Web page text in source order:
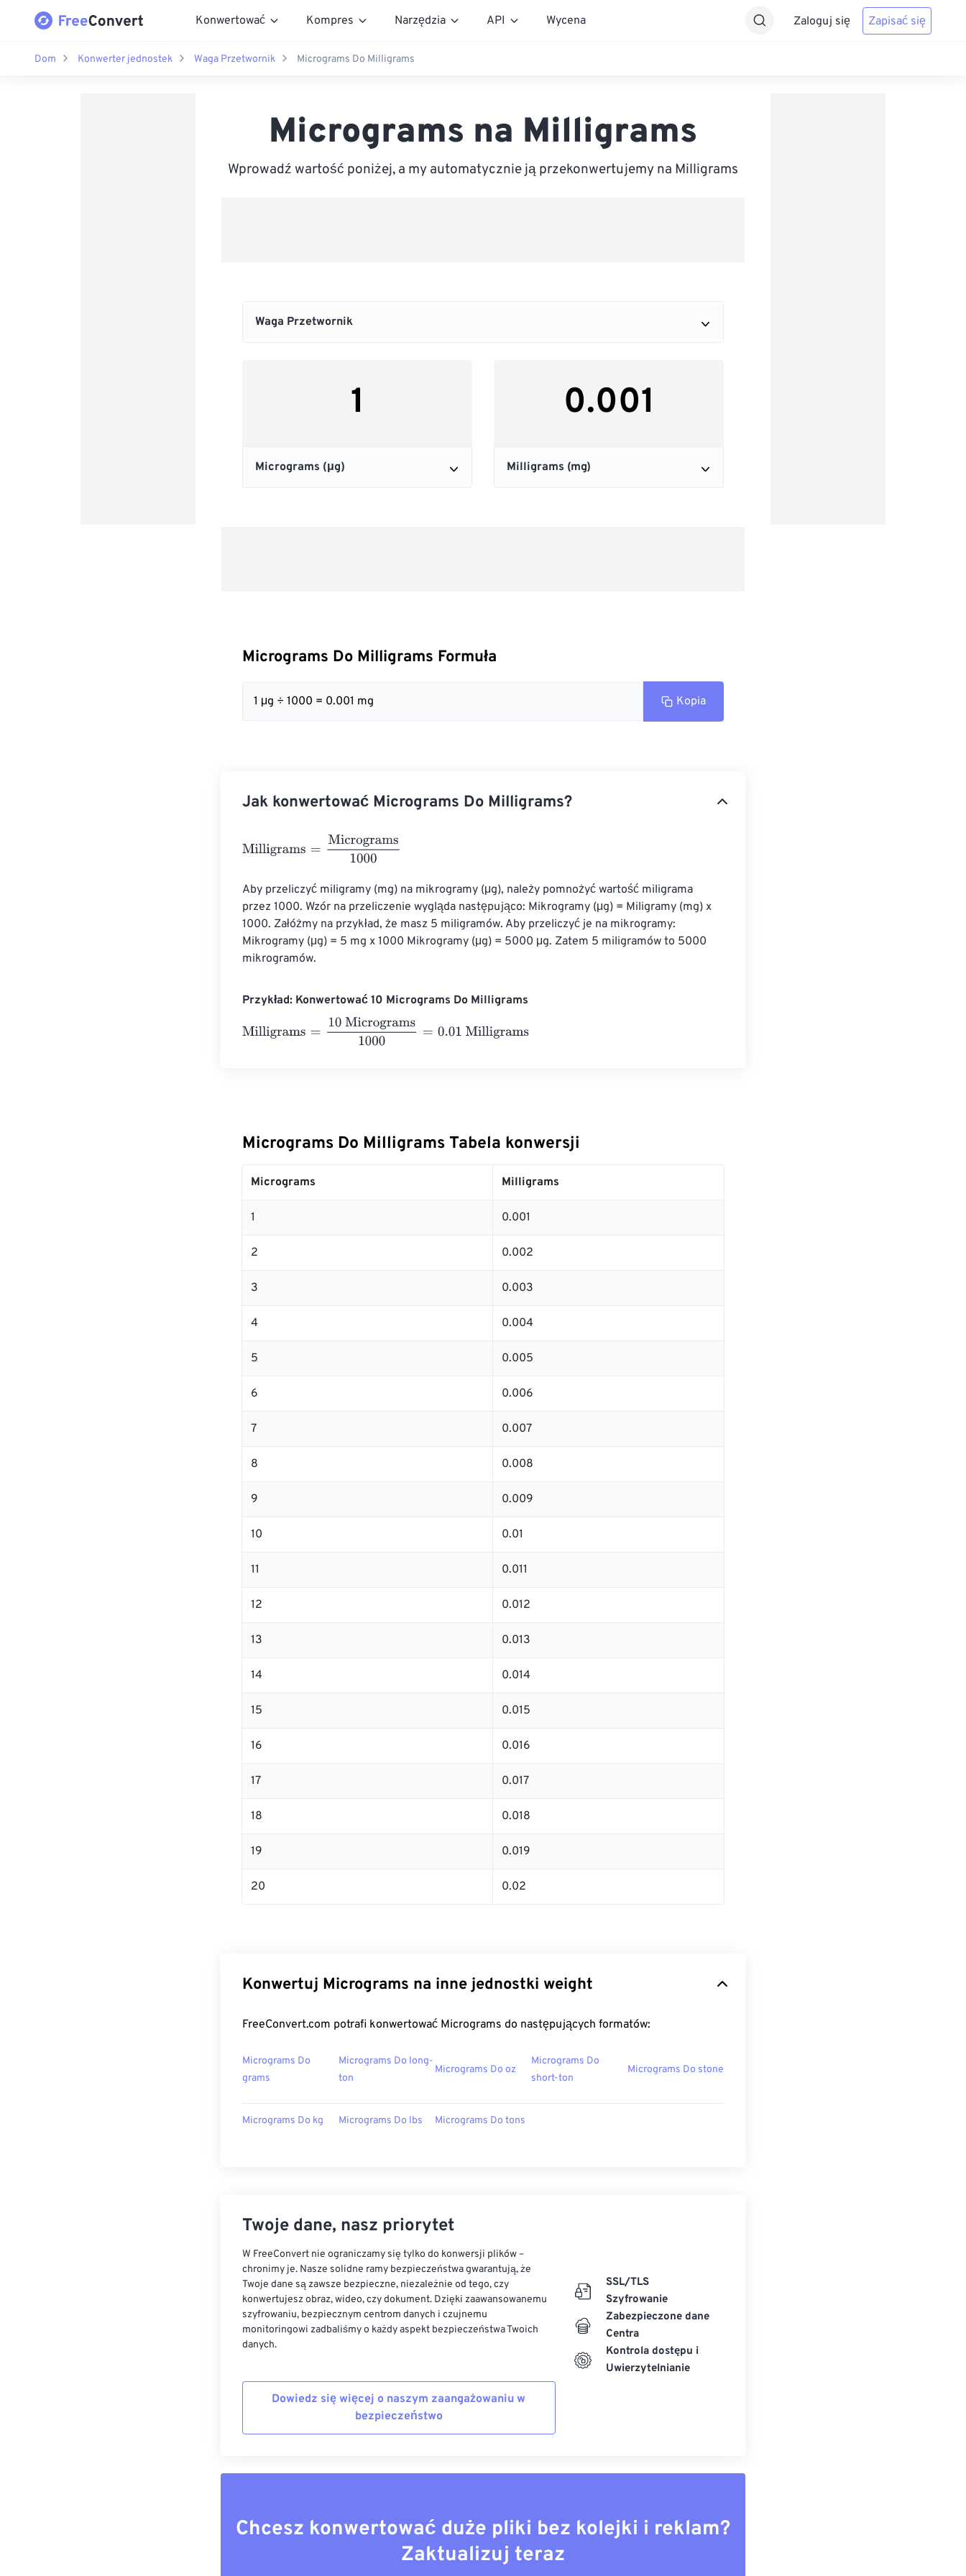
Konwertować Kompres Narzędzia API Wycena Zaloguj się Zapisać się
Dom Konwerter jednostek Waga Przetwornik Micrograms Do Milligrams
Micrograms na Milligrams
Wprowadź wartość poniżej, a my automatycznie ją przekonwertujemy na Milligrams
Micrograms Do Milligrams Formuła
1 μg ÷ 1000 = 0.001 mg Kopia
Jak konwertować Micrograms Do Milligrams?
Milligrams Micrograms1000
Aby przeliczyć miligramy (mg) na mikrogramy (μg), należy pomnożyć wartość miligrama
przez 1000. Wzór na przeliczenie wygląda następująco: Mikrogramy (μg) = Miligramy (mg) x
1000. Załóżmy na przykład, że masz 5 miligramów. Aby przeliczyć je na mikrogramy:
Mikrogramy (μg) = 5 mg x 1000 Mikrogramy (μg) = 5000 μg. Zatem 5 miligramów to 5000
mikrogramów.
Przykład: Konwertować 10 Micrograms Do Milligrams
Milligrams
10 Micrograms1000=0.01 Milligrams
Micrograms Do Milligrams Tabela konwersji
Micrograms Milligrams
1 0.001
2 0.002
3 0.003
4 0.004
5 0.005
6 0.006
7 0.007
8 0.008
9 0.009
10 0.01
11 0.011
12 0.012
13 0.013
14 0.014
15 0.015
16 0.016
17 0.017
18 0.018
19 0.019
20 0.02
Konwertuj Micrograms na inne jednostki weight
FreeConvert.com potrafi konwertować Micrograms do następujących formatów:
Micrograms Do
grams
Micrograms Do long-
ton
Micrograms Do oz
Micrograms Do
short-ton
Micrograms Do stone
Micrograms Do kg Micrograms Do lbs Micrograms Do tons
Twoje dane, nasz priorytet
W FreeConvert nie ograniczamy się tylko do konwersji plików –
chronimy je. Nasze solidne ramy bezpieczeństwa gwarantują, że
Twoje dane są zawsze bezpieczne, niezależnie od tego, czy
konwertujesz obraz, wideo, czy dokument. Dzięki zaawansowanemu
szyfrowaniu, bezpiecznym centrom danych i czujnemu
monitoringowi zadbaliśmy o każdy aspekt bezpieczeństwa Twoich
danych.
Dowiedz się więcej o naszym zaangażowaniu w
bezpieczeństwo
SSL/TLS
Szyfrowanie
Zabezpieczone dane
Centra
Kontrola dostępu i
Uwierzytelnianie
Chcesz konwertować duże pliki bez kolejki i reklam?
Zaktualizuj teraz